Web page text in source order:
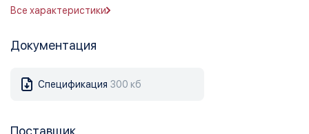
Все характеристики
Документация
Спецификация 300 кб
Поставщик